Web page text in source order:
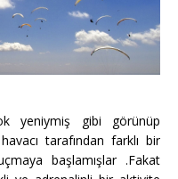
yeniymiş gibi görünüp
tarafından farklı bir
başlamışlar .Fakat